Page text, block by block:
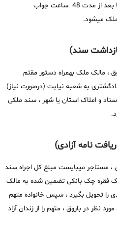
گذاری ملک شروع میشود و معمولا بعد از مدت 48 ساعت جواب
میشود.
، مالک ملک بهمراه دستور مقتم
به شعبه نیابت (درصورت نیاز)
و املاک استان یا شهر ، سند ملکی
، مستاجر میبایست مبلغ کل اجراه سند
فقره چک بانکی تضمین شده به مالک
را تحویل بگیرد ، سپس خانواده متهم
مورد نظر در باروق ، متهم را از زندان آزاد